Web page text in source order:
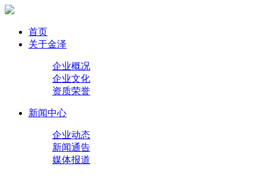
首页
关于金泽
企业概况
企业文化
资质荣誉
新闻中心
企业动态
新闻通告
媒体报道